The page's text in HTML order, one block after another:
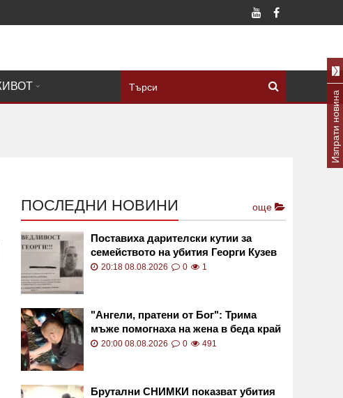
ПОСЛЕДНИ НОВИНИ още
Поставиха дарителски кутии за
семейството на убития Георги Кузев
СНИМКИ
20:18 08.08.2026 0 1
"Ангели, пратени от Бог": Трима
мъже помогнаха на жена в беда край
Миланово СНИМКИ
20:00 08.08.2026 0 491
Брутални СНИМКИ показват убития
Изпрати новина